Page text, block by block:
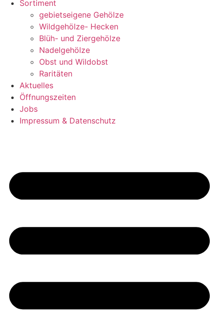
Sortiment
gebietseigene Gehölze
Wildgehölze- Hecken
Blüh- und Ziergehölze
Nadelgehölze
Obst und Wildobst
Raritäten
Aktuelles
Öffnungszeiten
Jobs
Impressum & Datenschutz